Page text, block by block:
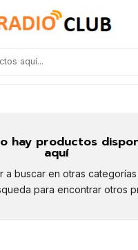
Ciclismo
hay productos
aquí
a buscar en otras
para encontrar otros